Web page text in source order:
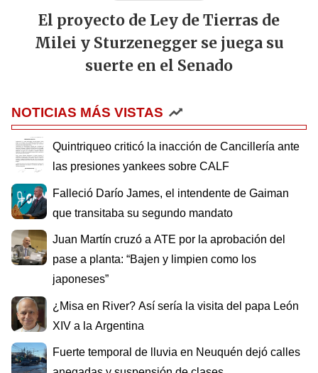
El proyecto de Ley de Tierras de
Milei y Sturzenegger se juega su
suerte en el Senado
NOTICIAS MÁS VISTAS
Quintriqueo criticó la inacción de Cancillería ante
las presiones yankees sobre CALF
Falleció Darío James, el intendente de Gaiman
que transitaba su segundo mandato
Juan Martín cruzó a ATE por la aprobación del
pase a planta: “Bajen y limpien como los
japoneses”
¿Misa en River? Así sería la visita del papa León
XIV a la Argentina
Fuerte temporal de lluvia en Neuquén dejó calles